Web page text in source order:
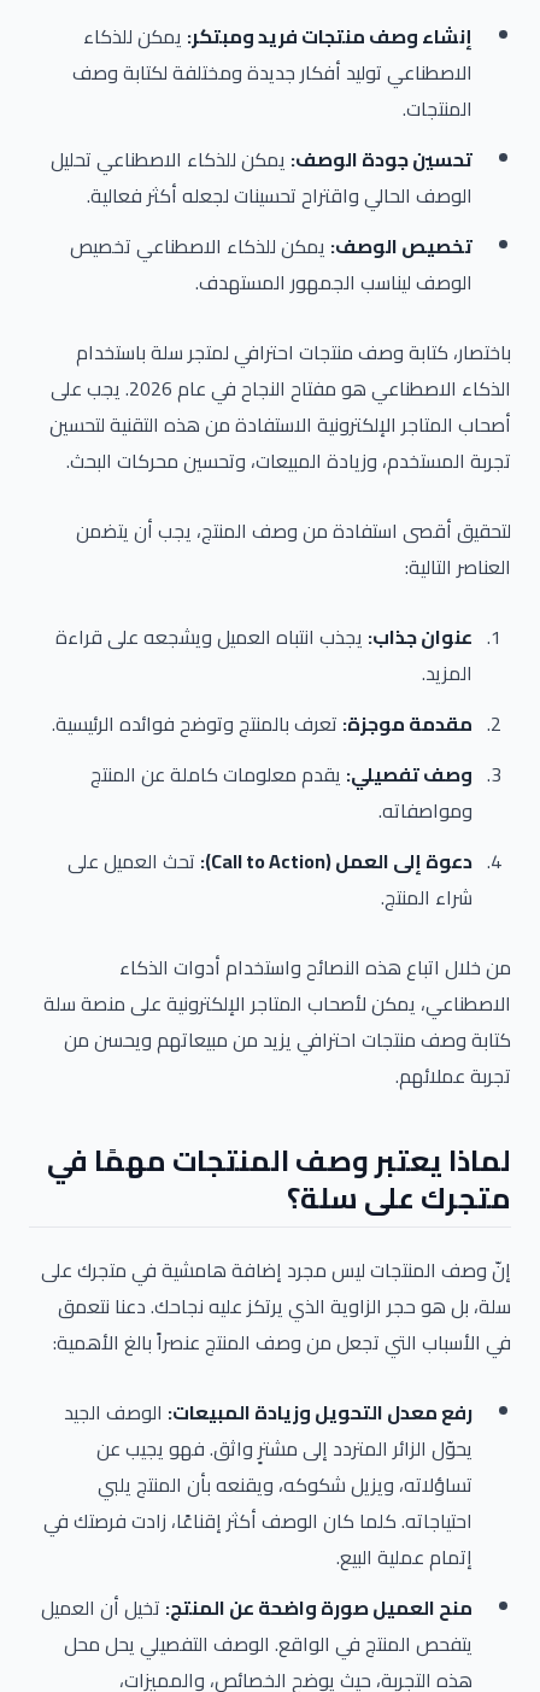
إنشاء وصف منتجات فريد ومبتكر: يمكن للذكاء
الاصطناعي توليد أفكار جديدة ومختلفة لكتابة وصف
المنتجات.
تحسين جودة الوصف: يمكن للذكاء الاصطناعي تحليل
الوصف الحالي واقتراح تحسينات لجعله أكثر فعالية.
تخصيص الوصف: يمكن للذكاء الاصطناعي تخصيص
الوصف ليناسب الجمهور المستهدف.
باختصار، كتابة وصف منتجات احترافي لمتجر سلة باستخدام
الذكاء الاصطناعي هو مفتاح النجاح في عام 2026. يجب على
أصحاب المتاجر الإلكترونية الاستفادة من هذه التقنية لتحسين
تجربة المستخدم، وزيادة المبيعات، وتحسين محركات البحث.
لتحقيق أقصى استفادة من وصف المنتج، يجب أن يتضمن
العناصر التالية:
عنوان جذاب: يجذب انتباه العميل ويشجعه على قراءة
المزيد.
مقدمة موجزة: تعرف بالمنتج وتوضح فوائده الرئيسية.
وصف تفصيلي: يقدم معلومات كاملة عن المنتج
ومواصفاته.
دعوة إلى العمل (Call to Action):
تحث العميل على
شراء المنتج.
من خلال اتباع هذه النصائح واستخدام أدوات الذكاء
الاصطناعي، يمكن لأصحاب المتاجر الإلكترونية على منصة سلة
كتابة وصف منتجات احترافي يزيد من مبيعاتهم ويحسن من
تجربة عملائهم.
لماذا يعتبر وصف المنتجات مهمًا في
متجرك على سلة؟
إنّ وصف المنتجات ليس مجرد إضافة هامشية في متجرك على
سلة، بل هو حجر الزاوية الذي يرتكز عليه نجاحك. دعنا نتعمق
في الأسباب التي تجعل من وصف المنتج عنصراً بالغ الأهمية:
رفع معدل التحويل وزيادة المبيعات: الوصف الجيد
يحوّل الزائر المتردد إلى مشترٍ واثق. فهو يجيب عن
تساؤلاته، ويزيل شكوكه، ويقنعه بأن المنتج يلبي
احتياجاته. كلما كان الوصف أكثر إقناعًا، زادت فرصتك في
إتمام عملية البيع.
منح العميل صورة واضحة عن المنتج: تخيل أن العميل
يتفحص المنتج في الواقع. الوصف التفصيلي يحل محل
هذه التجربة، حيث يوضح الخصائص، والمميزات،